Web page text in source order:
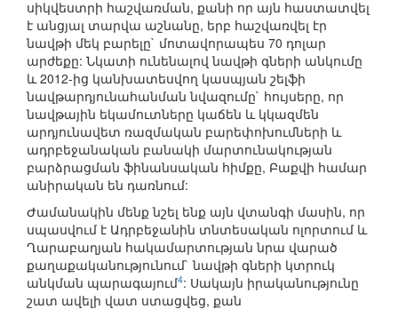
սիկվեստրի հաշվառման, քանի որ այն հաստատվել
է անցյալ տարվա աշնանը, երբ հաշվառվել էր
նավթի մեկ բարելը` մոտավորապես 70 դոլար
արժեքը: Նկատի ունենալով նավթի գների անկումը
և 2012-ից կանխատեսվող կասպյան շելֆի
նավթարդյունահանման նվազումը` հույսերը, որ
նավթային եկամուտները կաճեն և կկազմեն
արդյունավետ ռազմական բարեփոխումների և
ադրբեջանական բանակի մարտունակության
բարձրացման ֆինանսական հիմքը, Բաքվի համար
անիրական են դառնում:
Ժամանակին մենք նշել ենք այն վտանգի մասին, որ
սպասվում է Ադրբեջանին տնտեսական ոլորտում և
Ղարաբաղյան հակամարտության նրա վարած
քաղաքականությունում` նավթի գների կտրուկ
անկման պարագայում4: Սակայն իրականությունը
շատ ավելի վատ ստացվեց, քան